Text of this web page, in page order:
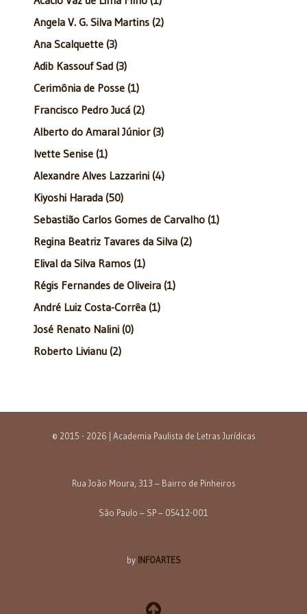
Angela V. G. Silva Martins (2)
Ana Scalquette (3)
Adib Kassouf Sad (3)
Cerimônia de Posse (1)
Francisco Pedro Jucá (2)
Alberto do Amaral Júnior (3)
Ivette Senise (1)
Alexandre Alves Lazzarini (4)
Kiyoshi Harada (50)
Sebastião Carlos Gomes de Carvalho (1)
Regina Beatriz Tavares da Silva (2)
Elival da Silva Ramos (1)
Régis Fernandes de Oliveira (1)
André Luiz Costa-Corrêa (1)
José Renato Nalini (0)
Roberto Livianu (2)
© 2015 - 2026 | Academia Paulista de Letras Jurídicas
Rua João Moura, 313 – Bairro de Pinheiros
São Paulo – SP – 05412-001
by INFOARTES